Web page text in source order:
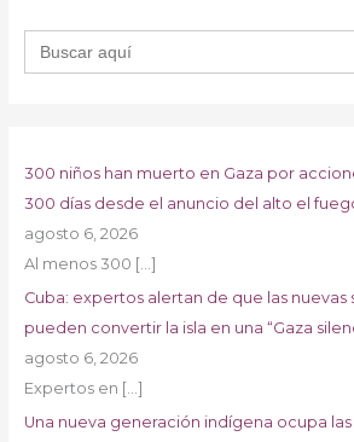
Buscar:
300 niños han muerto en Gaza por
300 días desde el anuncio del alto el
agosto 6, 2026
Al menos 300 […]
Cuba: expertos alertan de que las nuevas
pueden convertir la isla en una “Gaza
agosto 6, 2026
Expertos en […]
Una nueva generación indígena ocupa